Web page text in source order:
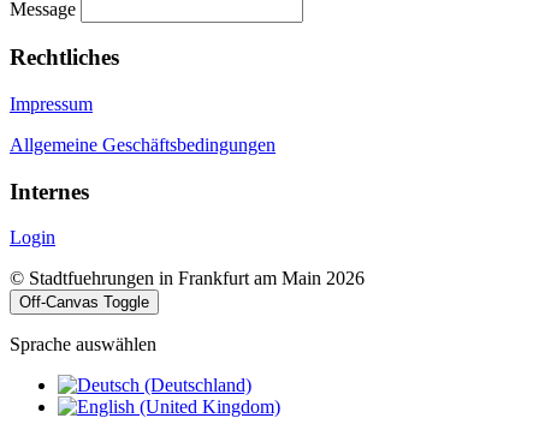
Message
Rechtliches
Impressum
Allgemeine Geschäftsbedingungen
Internes
Login
© Stadtfuehrungen in Frankfurt am Main 2026
Off-Canvas Toggle
Sprache auswählen